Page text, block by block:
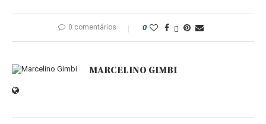
0 comentários 0
MARCELINO GIMBI